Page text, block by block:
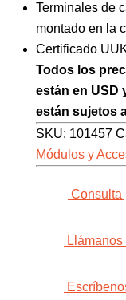
Terminales de
montado en la
Certificado
Todos los
están en USD
están sujetos
SKU: 101457
Módulos y
Consulta